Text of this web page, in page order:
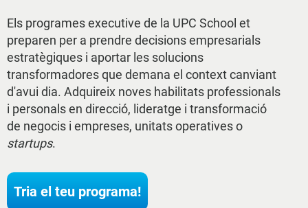
Els programes executive de la UPC School et
preparen per a prendre decisions empresarials
estratègiques i aportar les solucions
transformadores que demana el context canviant
d'avui dia. Adquireix noves habilitats professionals
i personals en direcció, lideratge i transformació
de negocis i empreses, unitats operatives o
startups.
Tria el teu programa!